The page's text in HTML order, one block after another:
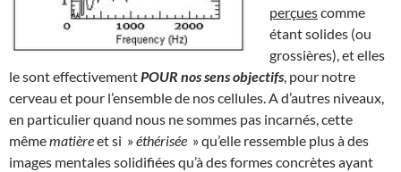
perçuescomme
étant solides (ou
grossières), et elles
le sont effectivement POUR nos sens objectifs , pour notre
cerveau et pour l’ensemble de nos cellules. A d’autres niveaux,
en particulier quand nous ne sommes pas incarnés, cette
mêmematièreet si »éthérisée » qu’elle ressemble plus à des
images mentales solidifiées qu’à des formes concrètes ayant